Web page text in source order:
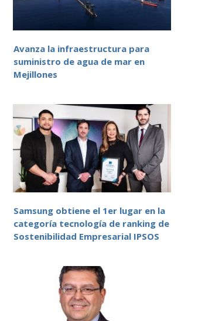
Avanza la infraestructura para
suministro de agua de mar en
Mejillones
Samsung obtiene el 1er lugar en la
categoría tecnología de ranking de
Sostenibilidad Empresarial IPSOS